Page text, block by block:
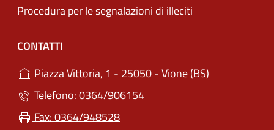
Procedura per le segnalazioni di illeciti
CONTATTI
Piazza Vittoria, 1 - 25050 - Vione (BS)
Telefono: 0364/906154
Fax: 0364/948528